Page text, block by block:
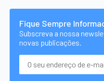
Fique Sempre
Subscreva a nossa
novas publicações.